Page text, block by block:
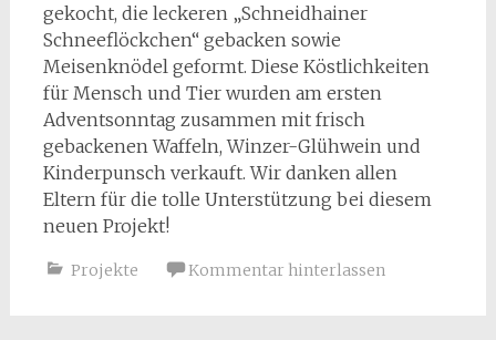
gekocht, die leckeren „Schneidhainer
Schneeflöckchen“ gebacken sowie
Meisenknödel geformt. Diese Köstlichkeiten
für Mensch und Tier wurden am ersten
Adventsonntag zusammen mit frisch
gebackenen Waffeln, Winzer-Glühwein und
Kinderpunsch verkauft. Wir danken allen
Eltern für die tolle Unterstützung bei diesem
neuen Projekt!
Projekte Kommentar hinterlassen